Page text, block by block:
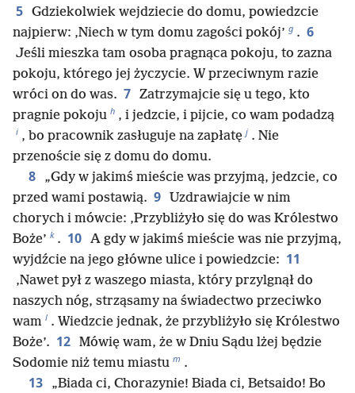
5 Gdziekolwiek wejdziecie do domu, powiedzcie
najpierw: ‚Niech w tym domu zagości pokój’ g . 6
Jeśli mieszka tam osoba pragnąca pokoju, to zazna
pokoju, którego jej życzycie. W przeciwnym razie
wróci on do was. 7 Zatrzymajcie się u tego, kto
pragnie pokoju h , i jedzcie, i pijcie, co wam podadzą
i , bo pracownik zasługuje na zapłatę j . Nie
przenoście się z domu do domu.
8
„Gdy w jakimś mieście was przyjmą, jedzcie, co
przed wami postawią. 9 Uzdrawiajcie w nim
chorych i mówcie: ‚Przybliżyło się do was Królestwo
Boże’ k . 10 A gdy w jakimś mieście was nie przyjmą,
wyjdźcie na jego główne ulice i powiedzcie: 11
‚Nawet pył z waszego miasta, który przylgnął do
naszych nóg, strząsamy na świadectwo przeciwko
wam l . Wiedzcie jednak, że przybliżyło się Królestwo
Boże’. 12 Mówię wam, że w Dniu Sądu lżej będzie
Sodomie niż temu miastu m .
13
„Biada ci, Chorazynie! Biada ci, Betsaido! Bo